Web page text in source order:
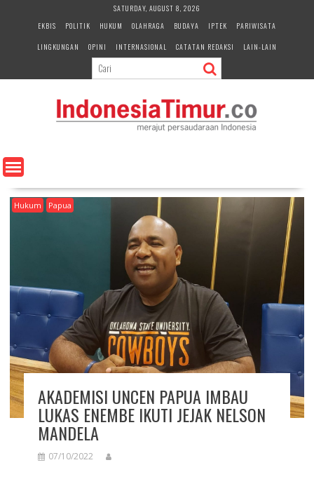
e
n
SATURDAY, AUGUST 8, 2026
EKBIS
POLITIK HUKUM OLAHRAGA BUDAYA IPTEK
PARIWISATA
LINGKUNGAN
OPINI INTERNASIONAL CATATAN REDAKSI LAIN-LAIN
Hukum Papua
AKADEMISI UNCEN PAPUA IMBAU
LUKAS ENEMBE IKUTI JEJAK NELSON
MANDELA
07/10/2022